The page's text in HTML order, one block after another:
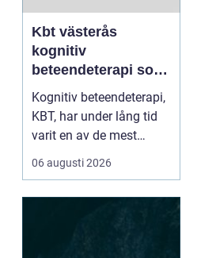
Kbt västerås
kognitiv
beteendeterapi som
skapar hållbar
förändring
Kognitiv beteendeterapi,
KBT, har under lång tid
varit en av de mest
välstuderade
terapiformerna inom
förstå hur behandlingen
06 augusti 2026